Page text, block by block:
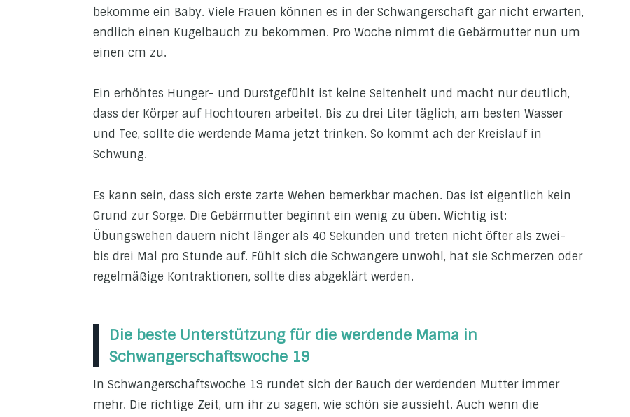
bekomme ein Baby. Viele Frauen können es in der Schwangerschaft gar nicht erwarten,
endlich einen Kugelbauch zu bekommen. Pro Woche nimmt die Gebärmutter nun um
einen cm zu.
Ein erhöhtes Hunger- und Durstgefühlt ist keine Seltenheit und macht nur deutlich,
dass der Körper auf Hochtouren arbeitet. Bis zu drei Liter täglich, am besten Wasser
und Tee, sollte die werdende Mama jetzt trinken. So kommt ach der Kreislauf in
Schwung.
Es kann sein, dass sich erste zarte Wehen bemerkbar machen. Das ist eigentlich kein
Grund zur Sorge. Die Gebärmutter beginnt ein wenig zu üben. Wichtig ist:
Übungswehen dauern nicht länger als 40 Sekunden und treten nicht öfter als zwei-
bis drei Mal pro Stunde auf. Fühlt sich die Schwangere unwohl, hat sie Schmerzen oder
regelmäßige Kontraktionen, sollte dies abgeklärt werden.
Die beste Unterstützung für die werdende Mama in
Schwangerschaftswoche 19
In Schwangerschaftswoche 19 rundet sich der Bauch der werdenden Mutter immer
mehr. Die richtige Zeit, um ihr zu sagen, wie schön sie aussieht. Auch wenn die